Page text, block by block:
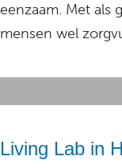
eenzaam. Met als
mensen wel
Living Lab in